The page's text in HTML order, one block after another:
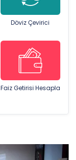
Döviz Çevirici
Faiz Getirisi Hesapla